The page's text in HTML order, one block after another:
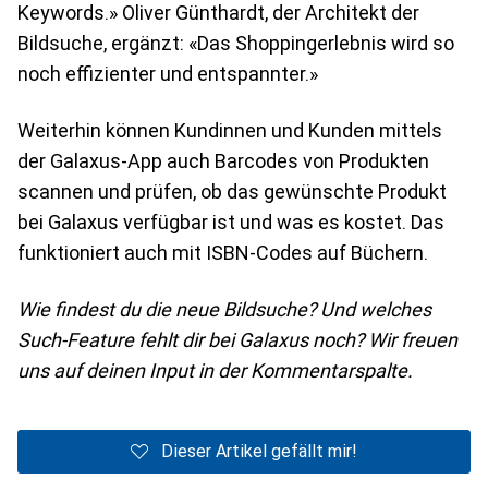
Keywords.» Oliver Günthardt, der Architekt der
Bildsuche, ergänzt: «Das Shoppingerlebnis wird so
noch effizienter und entspannter.»
Weiterhin können Kundinnen und Kunden mittels
der Galaxus-App auch Barcodes von Produkten
scannen und prüfen, ob das gewünschte Produkt
bei Galaxus verfügbar ist und was es kostet. Das
funktioniert auch mit ISBN-Codes auf Büchern.
Wie findest du die neue Bildsuche? Und welches
Such-Feature fehlt dir bei Galaxus noch? Wir freuen
uns auf deinen Input in der Kommentarspalte.
Dieser Artikel gefällt mir!